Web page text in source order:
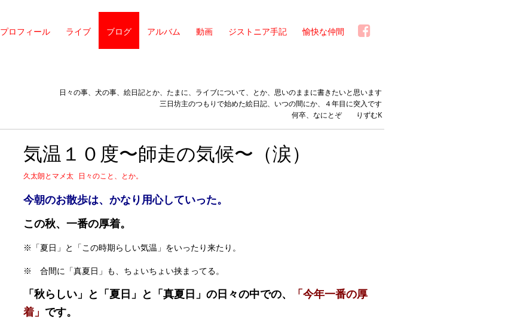
プロフィール ライブ ブログ アルバム 動画 ジストニア手記 愉快な仲間
日々の事、犬の事、絵日記とか、たまに、ライブについて、とか、思いのままに書きたいと思います
三日坊主のつもりで始めた絵日記、いつの間にか、４年目に突入です
何卒、なにとぞ りずむK
気温１０度〜師走の気候〜（涙）
久太朗とマメ太 日々のこと、とか。
今朝のお散歩は、かなり用心していった。
この秋、一番の厚着。
※「夏日」と「この時期らしい気温」をいったり来たり。
※ 合間に「真夏日」も、ちょいちょい挟まってる。
「秋らしい」と「夏日」と「真夏日」の日々の中での、
「今年一番の厚
着」 です。